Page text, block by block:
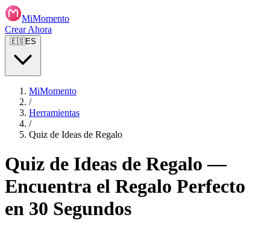
MiMomento
Crear Ahora
🇪🇸ES
MiMomento
/
Herramientas
/
Quiz de Ideas de Regalo
Quiz de Ideas de Regalo —
Encuentra el Regalo Perfecto
en 30 Segundos